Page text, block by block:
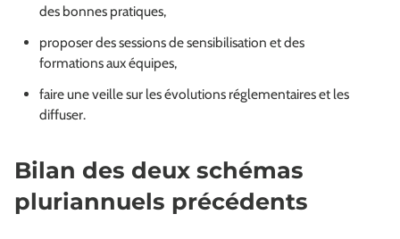
des bonnes pratiques,
proposer des sessions de sensibilisation et des
formations aux équipes,
faire une veille sur les évolutions réglementaires et les
diffuser.
Bilan des deux schémas
pluriannuels précédents